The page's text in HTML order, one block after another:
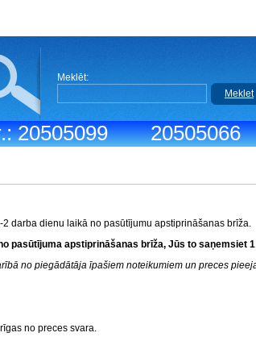
20505099 20505066
Meklēt:
Meklet
darba dienu laikā no pasūtījumu apstiprināšanas brīža.
pasūtījuma apstiprināšanas brīža, Jūs to saņemsiet
no piegādātāja īpašiem noteikumiem un preces
no preces svara.